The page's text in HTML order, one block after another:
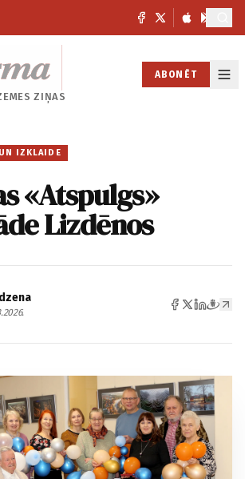
ZIŅAS
ABONĒT
IZKLAIDE
«Atspulgs»
Lizdēnos